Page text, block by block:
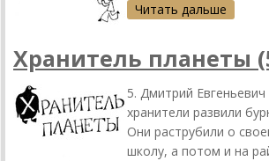
Читать дальше
Хранитель планеты
5. Дмитрий
хранители развили
Они раструбили о
школу, а потом и на